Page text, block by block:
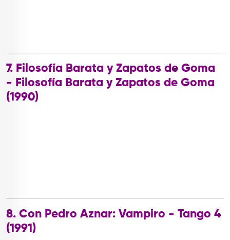
7. Filosofía Barata y Zapatos de Goma
- Filosofía Barata y Zapatos de Goma
(1990)
8. Con Pedro Aznar: Vampiro - Tango 4
(1991)